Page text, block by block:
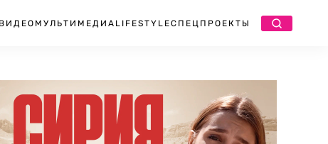
ВИДЕО МУЛЬТИМЕДИА LIFESTYLEСПЕЦПРОЕКТЫ